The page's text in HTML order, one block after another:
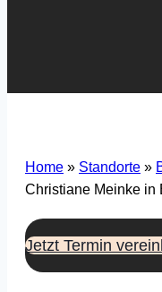
Home » Standorte »
Christiane Meinke in
Jetzt Termin